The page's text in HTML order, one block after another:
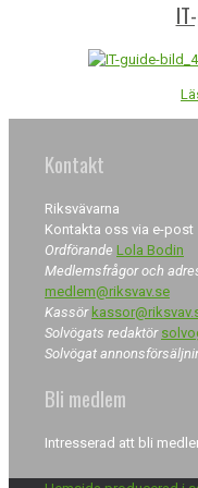
Kontakt
Riksvävarna
Kontakta oss via e-post
Ordförande Lola Bodin
Medlemsfrågor och
medlem@riksvav.se
Kassör
Solvögats redaktör
Solvögat
Bli medlem
Intresserad att bli